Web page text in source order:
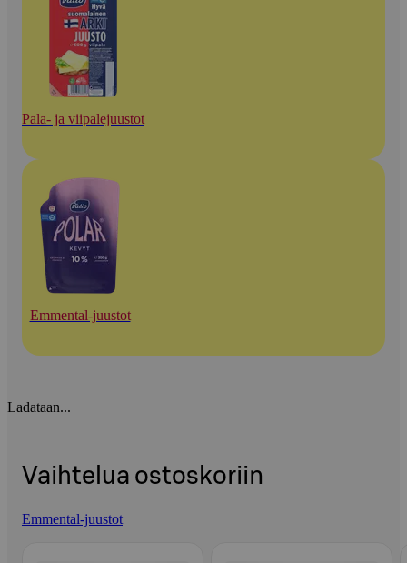
Pala- ja viipalejuustot
Emmental-juustot
Ladataan...
Vaihtelua ostoskoriin
Emmental-juustot